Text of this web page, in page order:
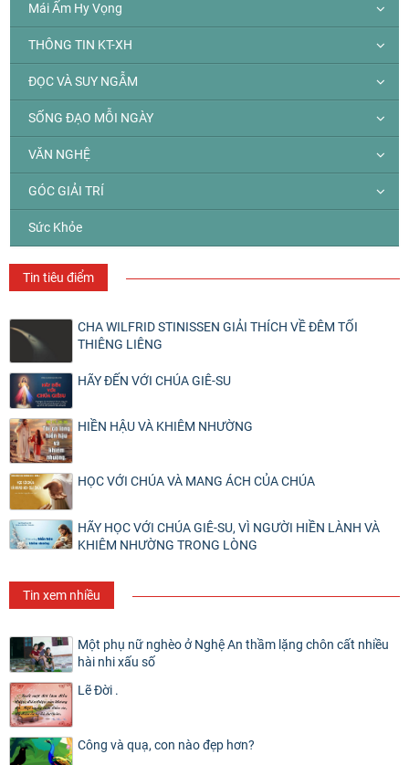
Mái Ấm Hy Vọng
THÔNG TIN KT-XH
ĐỌC VÀ SUY NGẪM
SỐNG ĐẠO MỖI NGÀY
VĂN NGHỆ
GÓC GIẢI TRÍ
Sức Khỏe
Tin tiêu điểm
CHA WILFRID STINISSEN GIẢI THÍCH VỀ ĐÊM TỐI
THIÊNG LIÊNG
HÃY ĐẾN VỚI CHÚA GIÊ-SU
HIỀN HẬU VÀ KHIÊM NHƯỜNG
HỌC VỚI CHÚA VÀ MANG ÁCH CỦA CHÚA
HÃY HỌC VỚI CHÚA GIÊ-SU, VÌ NGƯỜI HIỀN LÀNH VÀ
KHIÊM NHƯỜNG TRONG LÒNG
Tin xem nhiều
Một phụ nữ nghèo ở Nghệ An thầm lặng chôn cất nhiều
hài nhi xấu số
Lẽ Đời .
Công và quạ, con nào đẹp hơn?